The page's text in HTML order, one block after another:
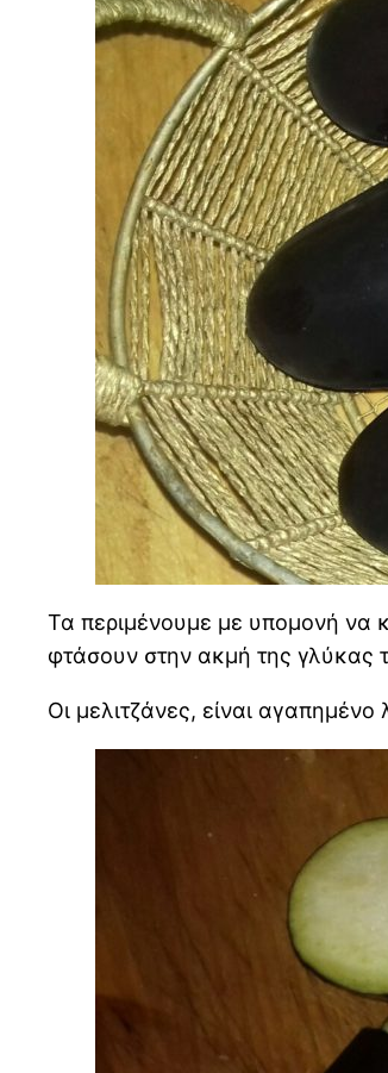
Τα περιμένουμε με υπομονή να
φτάσουν στην ακμή της γλύκας
Οι μελιτζάνες, είναι